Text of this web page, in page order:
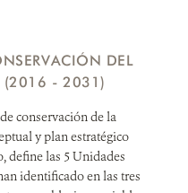
DEL
(2016 - 2031)
conservación de la
y plan estratégico
define las 5 Unidades
identificado en las tres